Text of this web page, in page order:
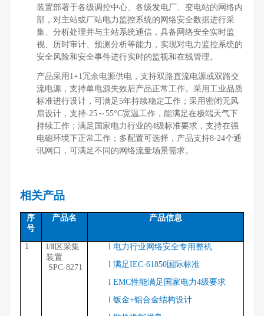
装置部署于各级调控中心、各级发电厂、变电站的网络内
部，对主站或厂站电力监控系统的网络安全数据进行采
集、分析处理并与主站系统通信，具备网络安全实时监
视、历时审计、预测分析等能力，实现对电力监控系统的
安全风险和安全事件进行实时的监视和在线管理。
产品采用 1+1冗余电源供电，支持双路直流电源或双路交
流电源，支持单电源失效后产品正常工作。采用工业品质
标准进行设计，可满足5年持续稳定工作；采用密闭无风
扇设计，支持-25～ 55°C宽温工作，能满足在极端天气下
持续工作；满足国家电力行业的4级标准要求，支持在强
电磁环境下正常工作；多配置可选择，产品支持8-24个通
讯网口，可满足不同的网络流量场景需求。
相关产品
序
号
产品名 产品信息
1 /Ⅱ区采集
装置
SPC-8271
l 电力行业网络安全专用整机
l 满足IEC-61850国际标准
l EMC性能满足国家电力4级要求
l 钣金+铝合金结构设计